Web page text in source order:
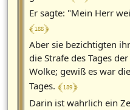
Er sagte: "Mein Herr
﴾ 188 ﴿
Aber sie bezichtigten
die Strafe des Tages
Wolke; gewiß es war
Tages. ﴾ 189 ﴿
Darin ist wahrlich ein